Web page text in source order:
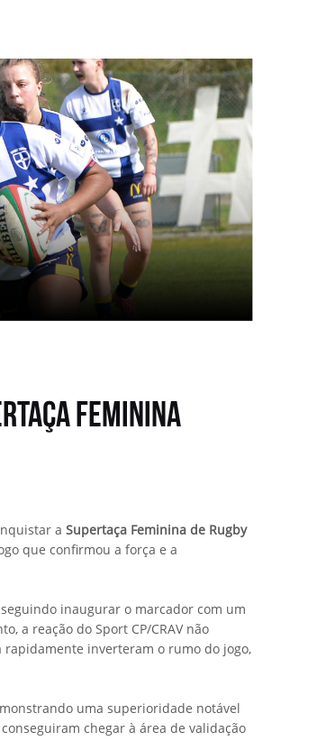
Feminina
aSupertaça Feminina de Rugby
que confirmou a força e a
inaugurar o marcador com um
a reação do Sport CP/CRAV não
rapidamente inverteram o rumo do jogo,
uma superioridade notável
chegar à área de validação